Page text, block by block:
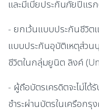
และมีเบี้ยประกันภัยปีแร
- ยกเว้นแบบประกันชีวิต
แบบประกันอุบัติเหตุส่ว
ชีวิตในกลุ่มยูนิต ลิงค์
- ผู้ถือบัตรเครดิตจะไม่ไ
ชำระผ่านบัตรในเครือก